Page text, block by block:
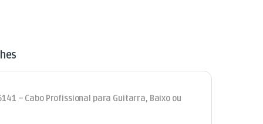
– Cabo Profissional para Guitarra, Baixo ou